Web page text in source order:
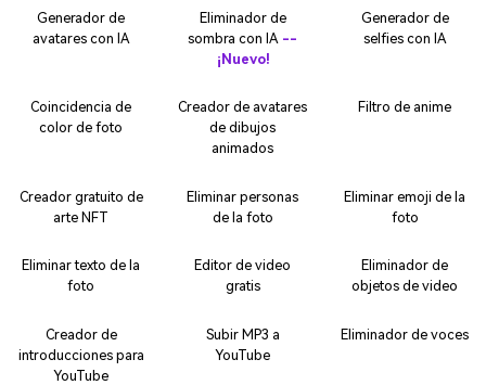
Generador de
avatares con IA
Eliminador de
sombra con IA --
¡Nuevo!
Generador de
selfies con IA
Coincidencia de
color de foto
Creador de avatares
de dibujos
animados
Filtro de anime
Creador gratuito de
arte NFT
Eliminar personas
de la foto
Eliminar emoji de la
foto
Eliminar texto de la
foto
Editor de video
gratis
Eliminador de
objetos de video
Creador de
introducciones para
YouTube
Subir MP3 a
YouTube
Eliminador de voces